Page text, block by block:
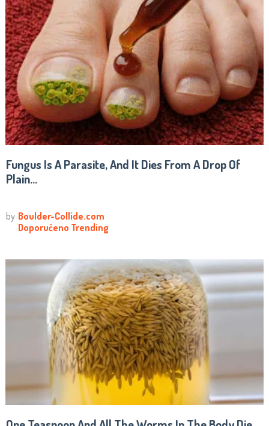
Fungus Is A Parasite, And It Dies From A Drop Of
Plain...